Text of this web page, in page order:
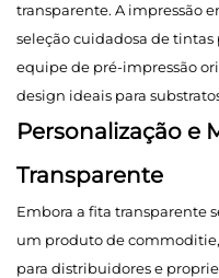
transparente. A impressão
seleção cuidadosa de
equipe de pré-impressão
design ideais para
Personalização e
Transparente
Embora a fita transparente
um produto de
para distribuidores e